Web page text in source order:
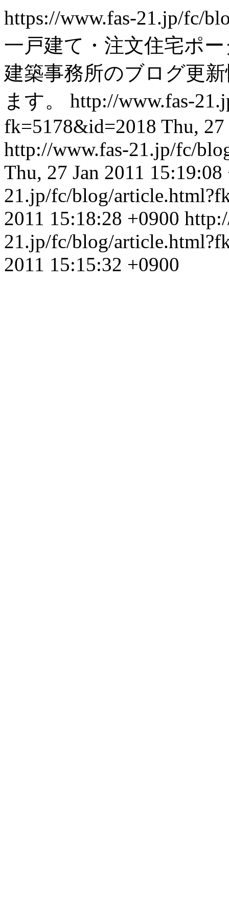
https://www.fas-21.jp/fc/
一戸建て・注文住宅ポ
建築事務所のブログ更
ます。
http://www.fas-
fk=5178&id=2018 Thu, 27
http://www.fas-21.jp/fc/
Thu, 27 Jan 2011 15:19:08
21.jp/fc/blog/
2011 15:18:28 +0900
21.jp/fc/blog/
2011 15:15:32 +0900